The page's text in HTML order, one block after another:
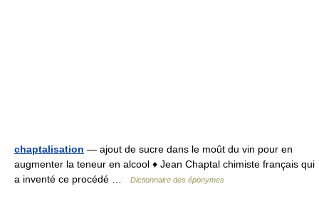
chaptalisation — ajout de sucre dans le moût du vin pour en
augmenter la teneur en alcool ♦ Jean Chaptal chimiste français qui
a inventé ce procédé …
Dictionnaire des éponymes